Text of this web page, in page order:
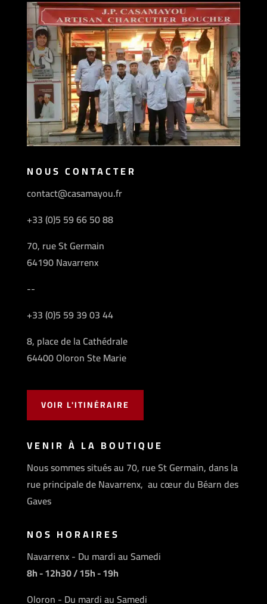
NOUS CONTACTER
contact@casamayou.fr
+33 (0)5 59 66 50 88
70, rue St Germain
64190 Navarrenx
--
+33 (0)5 59 39 03 44
8, place de la Cathédrale
64400 Oloron Ste Marie
VOIR L'ITINÉRAIRE
VENIR À LA BOUTIQUE
Nous sommes situés au 70, rue St Germain, dans la
rue principale de Navarrenx, au cœur du Béarn des
Gaves
NOS HORAIRES
Navarrenx - Du mardi au Samedi
8h - 12h30 / 15h - 19h
Oloron - Du mardi au Samedi